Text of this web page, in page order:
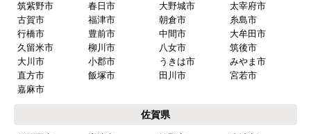
筑紫野市
春日市 大野城市
太宰府市
古賀市
福津市 朝倉市
糸島市
行橋市
豊前市 中間市
大牟田市
久留米市
柳川市 八女市
筑後市
大川市
小郡市 うきは市
みやま市
直方市
飯塚市 田川市
宮若市
嘉麻市
佐賀県